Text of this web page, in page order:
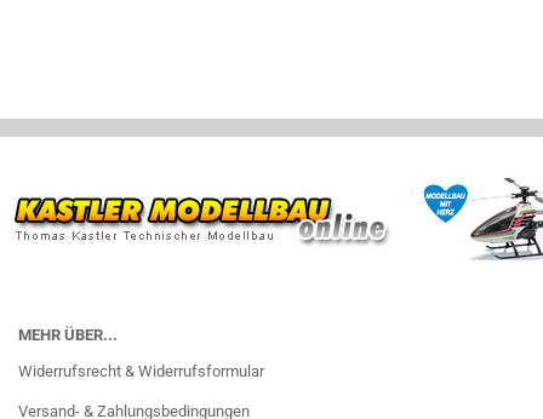
MEHR ÜBER...
Widerrufsrecht & Widerrufsformular
Versand- & Zahlungsbedingungen